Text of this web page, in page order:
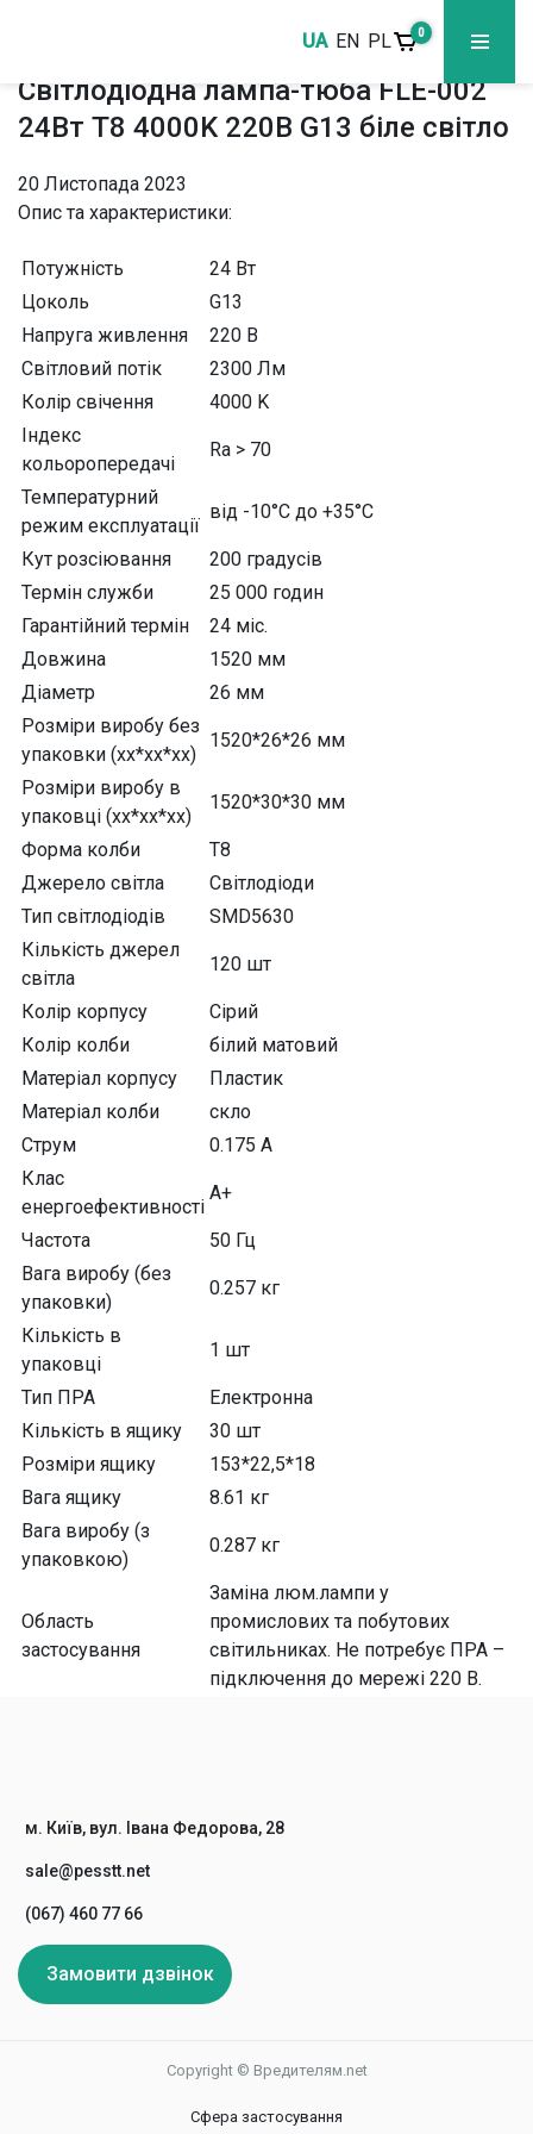
UA EN PL 0
Світлодіодна лампа-тюба FLE-002
24Вт T8 4000K 220В G13 біле світло
20 Листопада 2023
Опис та характеристики:
Потужність
24 Вт
Цоколь
G13
Напруга живлення
220 В
Світловий потік
2300 Лм
Колір свічення
4000 K
Індекс
кольоропередачі
Ra > 70
Температурний
режим експлуатації
від -10°С до +35°С
Кут розсіювання
200 градусів
Термін служби
25 000 годин
Гарантійний термін
24 міс.
Довжина
1520 мм
Діаметр
26 мм
Розміри виробу без
упаковки (хх*хх*хх)
1520*26*26 мм
Розміри виробу в
упаковці (хх*хх*хх)
1520*30*30 мм
Форма колби
T8
Джерело світла
Світлодіоди
Тип світлодіодів
SMD5630
Кількість джерел
світла
120 шт
Колір корпусу
Сірий
Колір колби
білий матовий
Матеріал корпусу
Пластик
Матеріал колби
скло
Струм
0.175 А
Клас
енергоефективності
А+
Частота
50 Гц
Вага виробу (без
упаковки)
0.257 кг
Кількість в
упаковці
1 шт
Тип ПРА
Електронна
Кількість в ящику
30 шт
Розміри ящику
153*22,5*18
Вага ящику
8.61 кг
Вага виробу (з
упаковкою)
0.287 кг
Область
застосування
Заміна люм.лампи у
промислових та побутових
світильниках. Не потребує ПРА –
підключення до мережі 220 В.
м. Київ, вул. Івана Федорова, 28
sale@pesstt.net
(067) 460 77 66
Замовити дзвінок
Copyright © Вредителям.net
Сфера застосування